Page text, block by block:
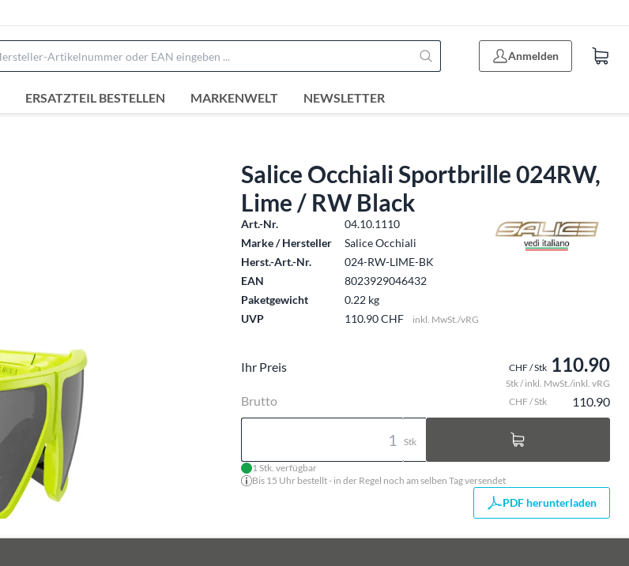
Anmelden
ERSATZTEIL BESTELLEN MARKENWELT NEWSLETTER
Salice Occhiali Sportbrille 024RW,
Lime / RW Black
Art.-Nr.
04.10.1110
Marke / Hersteller
Salice Occhiali
Herst.-Art.-Nr.
024-RW-LIME-BK
EAN
8023929046432
Paketgewicht
0.22 kg
UVP
110.90 CHF inkl. MwSt./vRG
Ihr Preis CHF / Stk 110.90
Stk / inkl. MwSt./inkl. vRG
Brutto CHF / Stk 110.90
Stk
1 Stk. verfügbar
Bis 15 Uhr bestellt - in der Regel noch am selben Tag versendet
PDF herunterladen